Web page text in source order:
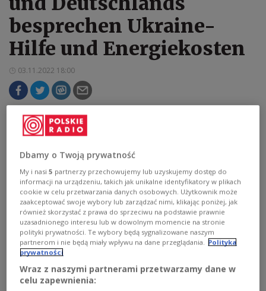
besprechen Ukraine-
Hilfe und Energiekosten
03.11.2022 18:00
Wichtig sei die finanzielle und militärische
Hilfe für Kiew im Jahr 2023 "reibungslos und
Ministerin.
Dbamy o Twoją prywatność
My i nasi5 partnerzy przechowujemy lub uzyskujemy dostęp do
informacji na urządzeniu, takich jak unikalne identyfikatory w plikach
cookie w celu przetwarzania danych osobowych. Użytkownik może
zaakceptować swoje wybory lub zarządzać nimi, klikając poniżej, jak
również skorzystać z prawa do sprzeciwu na podstawie prawnie
uzasadnionego interesu lub w dowolnym momencie na stronie
polityki prywatności. Te wybory będą sygnalizowane naszym
partnerom i nie będą miały wpływu na dane przeglądania. Polityka
prywatności
Wraz z naszymi partnerami przetwarzamy dane w
celu zapewnienia: